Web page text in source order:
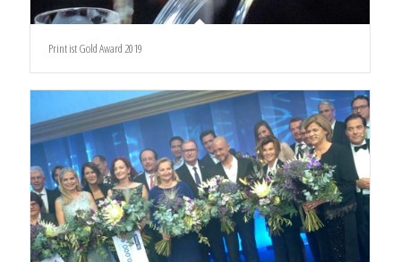
Print ist Gold Award 2019